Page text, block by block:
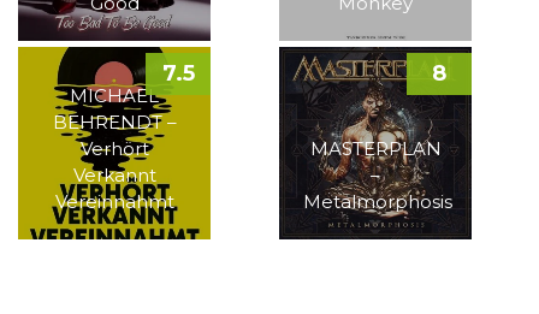
MICHAEL
BEHRENDT –
Verhört
Verkannt
Vereinnahmt
7.5
MASTERPLAN
–
Metalmorphosis
8